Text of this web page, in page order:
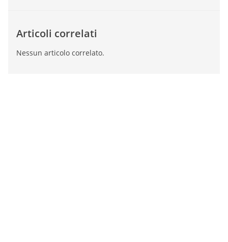
Articoli correlati
Nessun articolo correlato.